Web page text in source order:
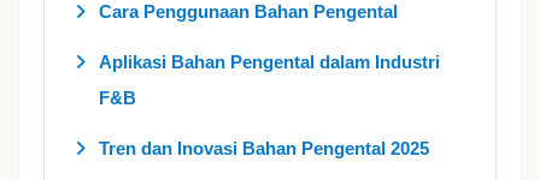
Cara Penggunaan Bahan Pengental
Aplikasi Bahan Pengental dalam Industri
F&B
Tren dan Inovasi Bahan Pengental 2025